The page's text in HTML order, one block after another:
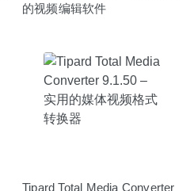
的视频编辑软件
Tipard Total Media Converter